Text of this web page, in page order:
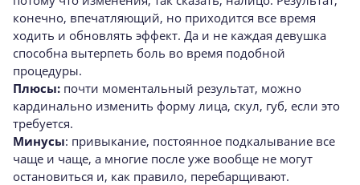
конечно, впечатляющий, но приходится все время
ходить и обновлять эффект. Да и не каждая девушка
способна вытерпеть боль во время подобной
процедуры.
Плюсы: почти моментальный результат, можно
кардинально изменить форму лица, скул, губ, если это
требуется.
Минусы: привыкание, постоянное подкалывание все
чаще и чаще, а многие после уже вообще не могут
остановиться и, как правило, перебарщивают.